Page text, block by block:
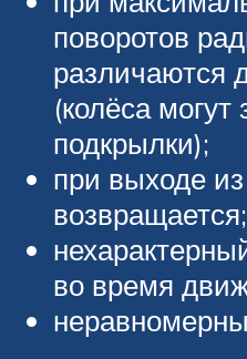
поворотов
различаются
(колёса могут
подкрылки);
при выходе
возвращается;
во время